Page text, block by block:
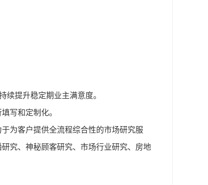
续提升稳定期业主满意度。
写和定制化。
为客户提供全流程综合性的市场研究服
究、神秘顾客研究、市场行业研究、房地